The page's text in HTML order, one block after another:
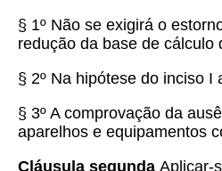
§ 1º Não se exigirá o
redução da base de cálculo
§ 2º Na hipótese do inciso
§ 3º A comprovação da
aparelhos e equipamentos
Cláusula segunda Aplicar-